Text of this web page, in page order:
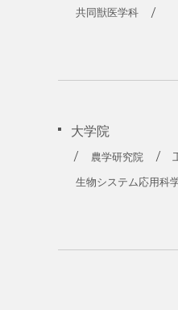
共同獣医学科
大学院
農学研究院
生物システム応用科